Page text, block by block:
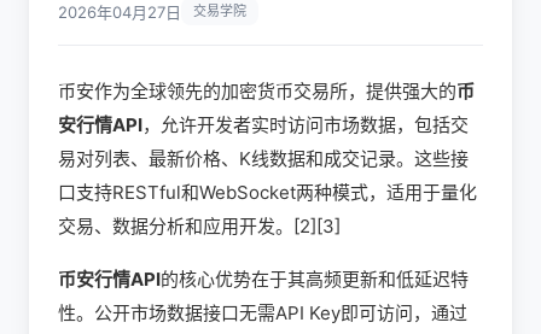
2026年04月27日 交易学院
币安作为全球领先的加密货币交易所，提供强大的币
安行情API，允许开发者实时访问市场数据，包括交
易对列表、最新价格、K线数据和成交记录。这些接
口支持RESTful和WebSocket两种模式，适用于量化
交易、数据分析和应用开发。[2][3]
币安行情API的核心优势在于其高频更新和低延迟特
性。公开市场数据接口无需API Key即可访问，通过